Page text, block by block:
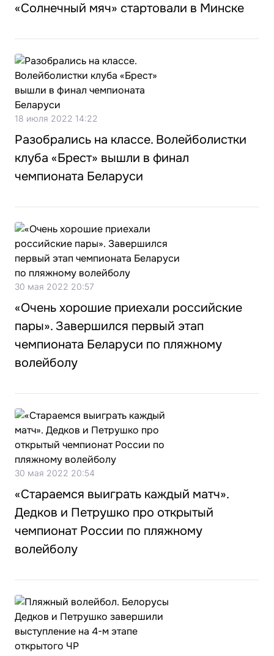
«Солнечный мяч» стартовали в Минске
18 июля 2022 14:22
Разобрались на классе. Волейболистки
клуба «Брест» вышли в финал
чемпионата Беларуси
30 мая 2022 20:57
«Очень хорошие приехали российские
пары». Завершился первый этап
чемпионата Беларуси по пляжному
волейболу
30 мая 2022 20:54
«Стараемся выиграть каждый матч».
Дедков и Петрушко про открытый
чемпионат России по пляжному
волейболу